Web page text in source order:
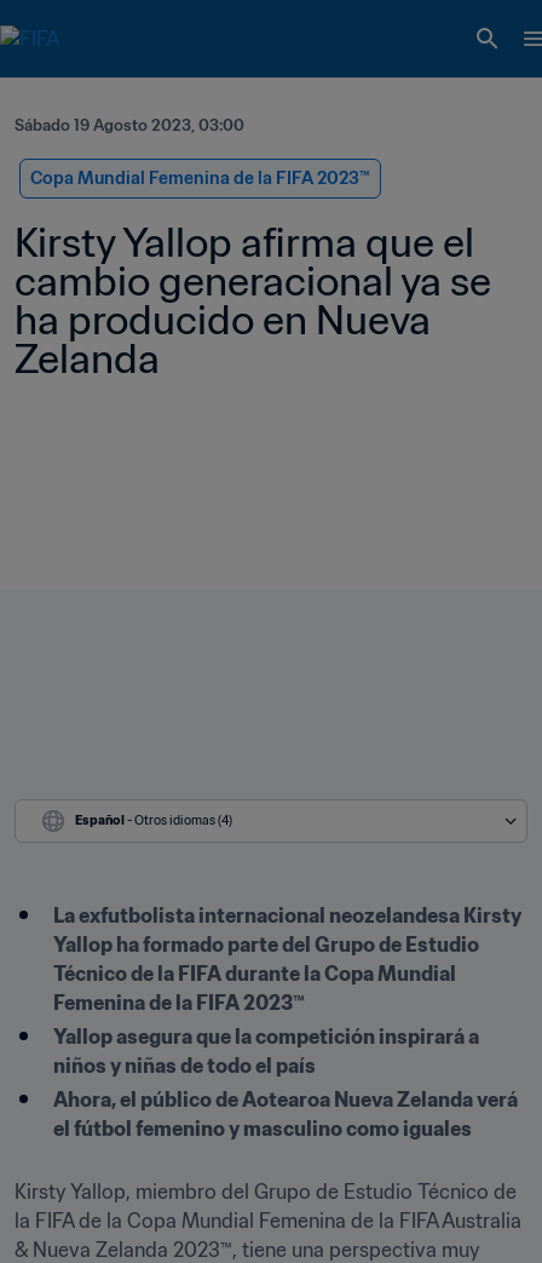
Sábado 19 Agosto 2023, 03:00
Copa Mundial Femenina de la FIFA 2023™
Kirsty Yallop afirma que el
cambio generacional ya se
ha producido en Nueva
Zelanda
Español - Otros idiomas (4)
La exfutbolista internacional neozelandesa Kirsty
Yallop ha formado parte del Grupo de Estudio
Técnico de la FIFA durante la Copa Mundial
Femenina de la FIFA 2023™
Yallop asegura que la competición inspirará a
niños y niñas de todo el país
Ahora, el público de Aotearoa Nueva Zelanda verá
el fútbol femenino y masculino como iguales
Kirsty Yallop, miembro del Grupo de Estudio Técnico de
la FIFA de la Copa Mundial Femenina de la FIFA Australia
& Nueva Zelanda 2023™, tiene una perspectiva muy